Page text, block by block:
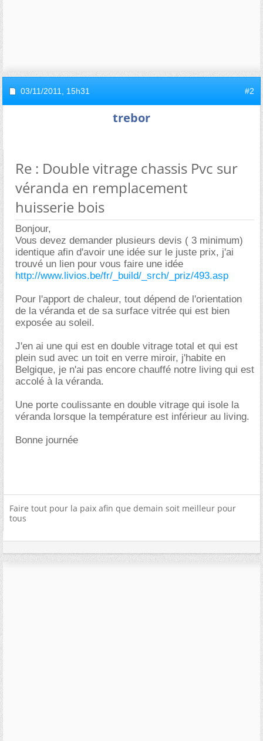
03/11/2011, 15h31 #2
trebor
Re : Double vitrage chassis Pvc sur
véranda en remplacement
huisserie bois
Bonjour,
Vous devez demander plusieurs devis ( 3 minimum)
identique afin d'avoir une idée sur le juste prix, j'ai
trouvé un lien pour vous faire une idée
http://www.livios.be/fr/_build/_srch/_priz/493.asp
Pour l'apport de chaleur, tout dépend de l'orientation
de la véranda et de sa surface vitrée qui est bien
exposée au soleil.
J'en ai une qui est en double vitrage total et qui est
plein sud avec un toit en verre miroir, j'habite en
Belgique, je n'ai pas encore chauffé notre living qui est
accolé à la véranda.
Une porte coulissante en double vitrage qui isole la
véranda lorsque la température est inférieur au living.
Bonne journée
Faire tout pour la paix afin que demain soit meilleur pour
tous